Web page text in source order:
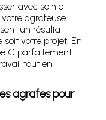
avec soin et
agrafeuse
un résultat
soit votre projet. En
C parfaitement
tout en
agrafes pour